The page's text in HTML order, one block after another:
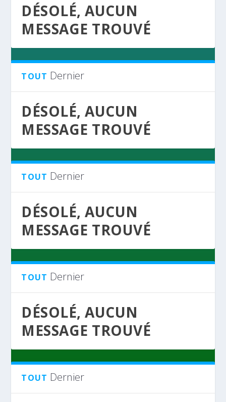
DÉSOLÉ, AUCUN
MESSAGE TROUVÉ
TOUT Dernier
DÉSOLÉ, AUCUN
MESSAGE TROUVÉ
TOUT Dernier
DÉSOLÉ, AUCUN
MESSAGE TROUVÉ
TOUT Dernier
DÉSOLÉ, AUCUN
MESSAGE TROUVÉ
TOUT Dernier